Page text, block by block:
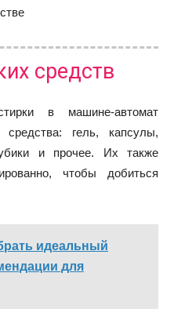
средств
в машине-автомат
гель, капсулы,
и прочее. Их также
чтобы добиться
идеальный
для